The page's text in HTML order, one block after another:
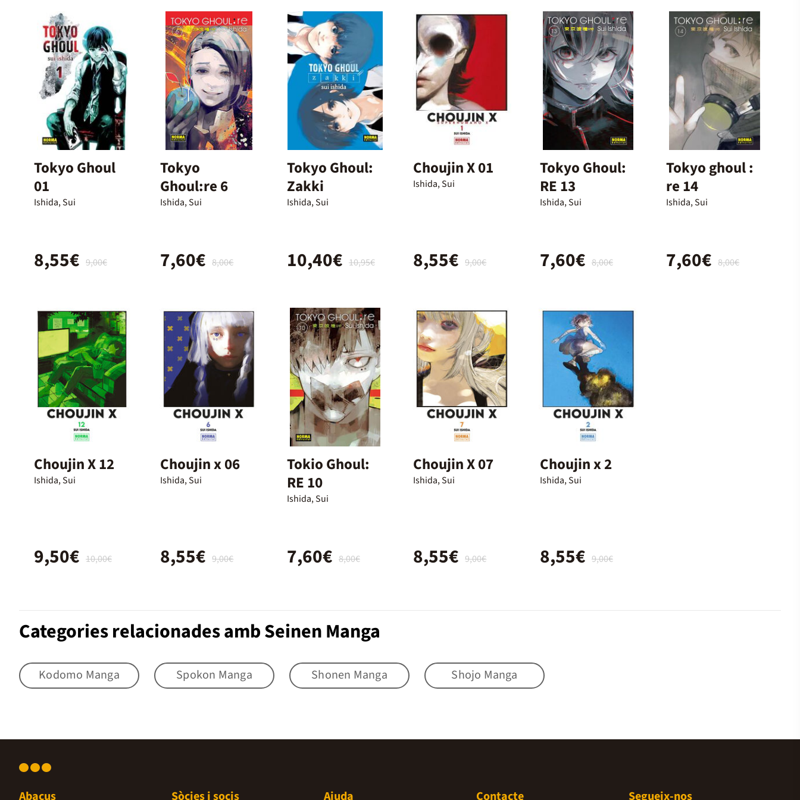
Tokyo Ghoul
01
Ishida, Sui
9,00€
8,55€
Tokyo
Ghoul:re 6
Ishida, Sui
8,00€
7,60€
Tokyo Ghoul:
Zakki
Ishida, Sui
10,95€
10,40€
Choujin X 01
Ishida, Sui
9,00€
8,55€
Tokyo Ghoul:
RE 13
Ishida, Sui
8,00€
7,60€
Tokyo ghoul :
re 14
Ishida, Sui
8,00€
7,60€
Choujin X 12
Ishida, Sui
10,00€
9,50€
Choujin x 06
Ishida, Sui
9,00€
8,55€
Tokio Ghoul:
RE 10
Ishida, Sui
8,00€
7,60€
Choujin X 07
Ishida, Sui
9,00€
8,55€
Choujin x 2
Ishida, Sui
9,00€
8,55€
Categories relacionades amb Seinen Manga
Kodomo Manga Spokon Manga Shonen Manga Shojo Manga
Abacus Sòcies i socis Ajuda Contacte Segueix-nos